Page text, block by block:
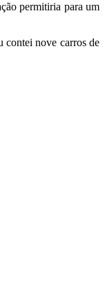
permitiria para um
contei nove carros de